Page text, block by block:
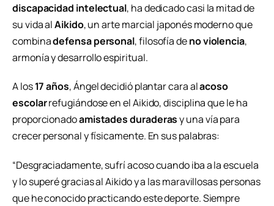
discapacidad intelectual, ha dedicado casi la mitad de
su vida alAikido, un arte marcial japonés moderno que
combinadefensa personal, filosofía deno violencia,
armonía y desarrollo espiritual.
A los17 años, Ángel decidió plantar cara alacoso
escolarrefugiándose en el Aikido, disciplina que le ha
proporcionadoamistades duraderasy una vía para
crecer personal y físicamente. En sus palabras:
“Desgraciadamente, sufrí acoso cuando iba a la escuela
y lo superé gracias al Aikido y a las maravillosas personas
que he conocido practicando este deporte. Siempre